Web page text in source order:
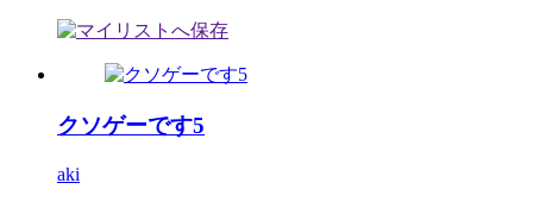
クソゲーです5
aki